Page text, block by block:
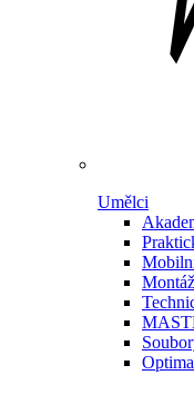
Umělci